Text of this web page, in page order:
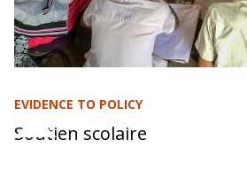
EVIDENCE TO POLICY
Soutien scolaire